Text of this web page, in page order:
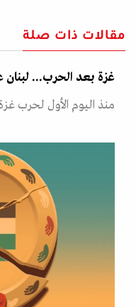
مقالات ذات صلة
غزة بعد الحرب... لبنان
منذ اليوم الأول لحرب